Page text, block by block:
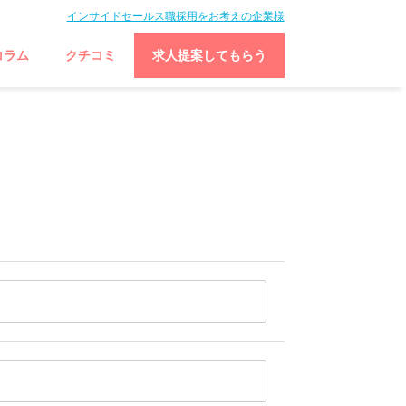
インサイドセールス職採用をお考えの企業様
ラム クチコミ 求人提案してもらう